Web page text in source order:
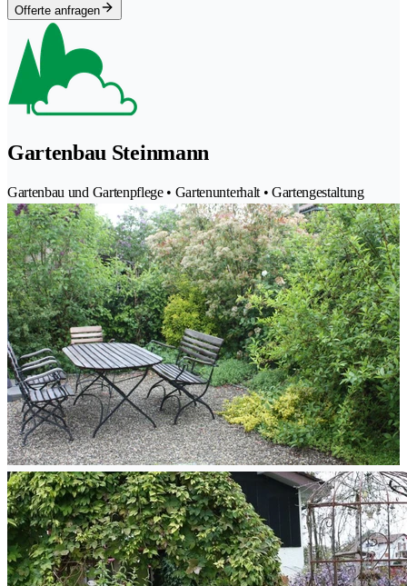
Offerte anfragen
Gartenbau Steinmann
Gartenbau und Gartenpflege • Gartenunterhalt • Gartengestaltung